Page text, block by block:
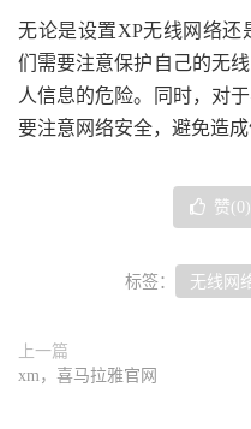
无论是设置XP无线网络
们需要注意保护自己的无
人信息的危险。同时，对
要注意网络安全，避免造
赞( 0 )
标签： 无线网
上一篇
xm，喜马拉雅官网